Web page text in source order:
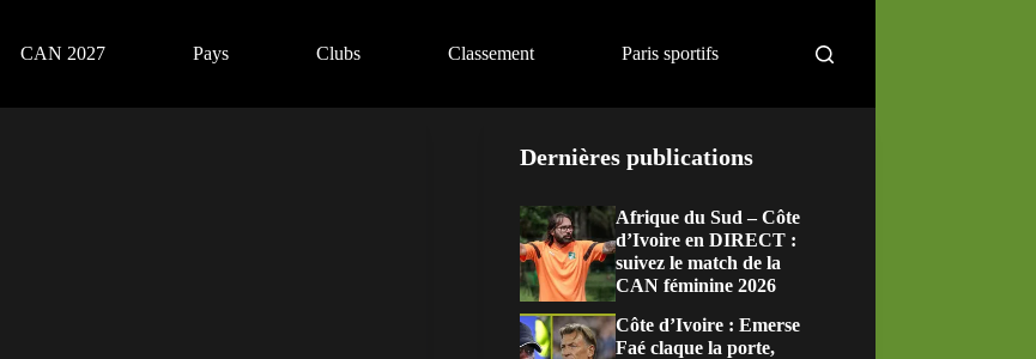
CAN 2027 Pays Clubs Classement Paris sportifs
Dernières publications
Afrique du Sud – Côte
d’Ivoire en DIRECT :
suivez le match de la
CAN féminine 2026
Côte d’Ivoire : Emerse
Faé claque la porte,